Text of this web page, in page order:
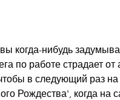
когда-нибудь
по работе страдает
в следующий раз
Рождества', когда на